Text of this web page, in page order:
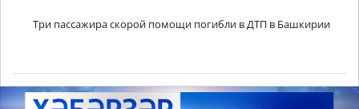
Три пассажира скорой помощи погибли в ДТП в Башкирии